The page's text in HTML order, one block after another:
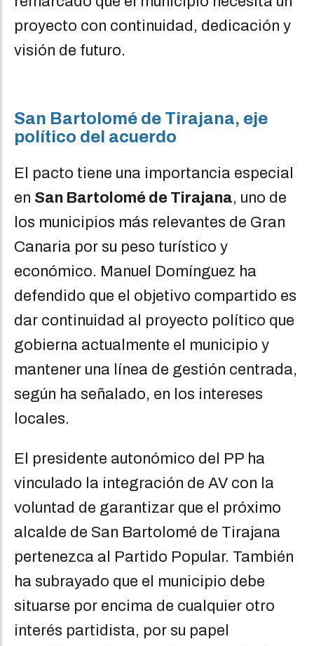
proyecto con continuidad, dedicación y
visión de futuro.
San Bartolomé de Tirajana, eje
político del acuerdo
El pacto tiene una importancia especial
en San Bartolomé de Tirajana, uno de
los municipios más relevantes de Gran
Canaria por su peso turístico y
económico. Manuel Domínguez ha
defendido que el objetivo compartido es
dar continuidad al proyecto político que
gobierna actualmente el municipio y
mantener una línea de gestión centrada,
según ha señalado, en los intereses
locales.
El presidente autonómico del PP ha
vinculado la integración de AV con la
voluntad de garantizar que el próximo
alcalde de San Bartolomé de Tirajana
pertenezca al Partido Popular. También
ha subrayado que el municipio debe
situarse por encima de cualquier otro
interés partidista, por su papel